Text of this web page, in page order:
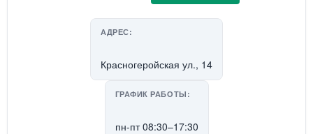
АДРЕС:
Красногеройская ул., 14
ГРАФИК РАБОТЫ:
пн-пт 08:30–17:30